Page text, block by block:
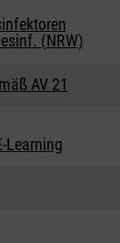
(NRW)
AV 21
Learning